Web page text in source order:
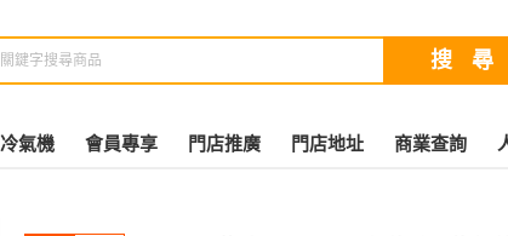
冷氣機 會員專享 門店推廣 門店地址 商業查詢